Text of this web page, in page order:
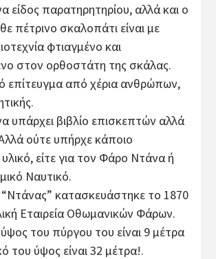
είδος παρατηρητηρίου, αλλά και ο
πέτρινο σκαλοπάτι είναι με
φτιαγμένο και
στον ορθοστάτη της σκάλας.
επίτευγμα από χέρια ανθρώπων,
υπάρχει βιβλίο επισκεπτών αλλά
ούτε υπήρχε κάποιο
είτε για τον Φάρο Ντάνα ή
Ναυτικό.
κατασκευάστηκε το 1870
Εταιρεία Οθωμανικών Φάρων.
του πύργου του είναι 9 μέτρα
του ύψος είναι 32 μέτρα!.